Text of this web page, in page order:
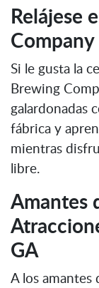
Relájese
Company
Si le gusta la
Brewing
galardonadas
fábrica y
mientras
libre.
Amantes
GA
A los amantes